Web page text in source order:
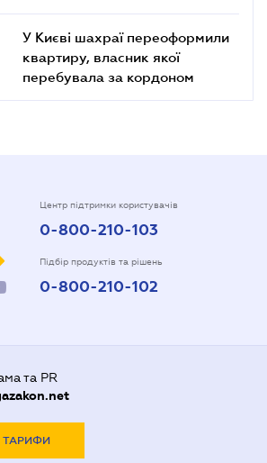
У Києві шахраї переоформили
квартиру, власник якої
перебувала за кордоном
Центр підтримки користувачів
0-800-210-103
Підбір продуктів та рішень
0-800-210-102
та PR
ТАРИФИ